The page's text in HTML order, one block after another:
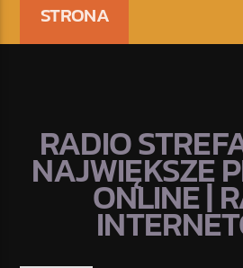
STRONA
RADIO
NAJWIĘKSZE
ONLINE |